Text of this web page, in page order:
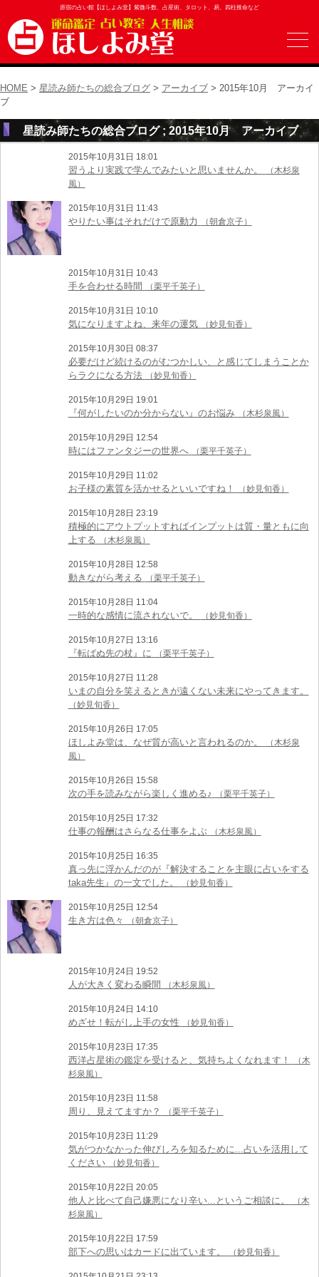
原宿の占い館【ほしよみ堂】紫微斗数、占星術、タロット、易、四柱推命など
HOME > 星読み師たちの総合ブログ > アーカイブ > 2015年10月 アーカイ
ブ
星読み師たちの総合ブログ ; 2015年10月 アーカイブ
2015年10月31日 18:01
習うより実践で学んでみたいと思いませんか。
（木杉泉
風）
2015年10月31日 11:43
やりたい事はそれだけで原動力 （朝倉京子）
2015年10月31日 10:43
手を合わせる時間 （栗平千英子）
2015年10月31日 10:10
気になりますよね、来年の運気 （妙見旬香）
2015年10月30日 08:37
必要だけど続けるのがむつかしい、と感じてしまうことか
らラクになる方法
（妙見旬香）
2015年10月29日 19:01
『何がしたいのか分からない』のお悩み （木杉泉風）
2015年10月29日 12:54
時にはファンタジーの世界へ （栗平千英子）
2015年10月29日 11:02
お子様の素質を活かせるといいですね！ （妙見旬香）
2015年10月28日 23:19
積極的にアウトプットすればインプットは質・量ともに向
上する
（木杉泉風）
2015年10月28日 12:58
動きながら考える （栗平千英子）
2015年10月28日 11:04
一時的な感情に流されないで。 （妙見旬香）
2015年10月27日 13:16
『転ばぬ先の杖』に （栗平千英子）
2015年10月27日 11:28
いまの自分を笑えるときが遠くない未来にやってきます。
（妙見旬香）
2015年10月26日 17:05
ほしよみ堂は、なぜ質が高いと言われるのか。
（木杉泉
風）
2015年10月26日 15:58
次の手を読みながら楽しく進める♪ （栗平千英子）
2015年10月25日 17:32
仕事の報酬はさらなる仕事をよぶ （木杉泉風）
2015年10月25日 16:35
真っ先に浮かんだのが『解決することを主眼に占いをする
taka先生』の一文でした。
（妙見旬香）
2015年10月25日 12:54
生き方は色々 （朝倉京子）
2015年10月24日 19:52
人が大きく変わる瞬間 （木杉泉風）
2015年10月24日 14:10
めざせ！転がし上手の女性 （妙見旬香）
2015年10月23日 17:35
西洋占星術の鑑定を受けると、気持ちよくなれます！
（木
杉泉風）
2015年10月23日 11:58
周り、見えてますか？ （栗平千英子）
2015年10月23日 11:29
気がつかなかった伸びしろを知るために...占いを活用して
ください
（妙見旬香）
2015年10月22日 20:05
他人と比べて自己嫌悪になり辛い...というご相談に。
（木
杉泉風）
2015年10月22日 17:59
部下への思いはカードに出ています。 （妙見旬香）